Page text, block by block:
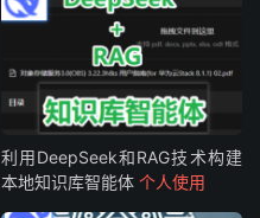
利用DeepSeek和RAG技术构建
本地知识库智能体个人使用